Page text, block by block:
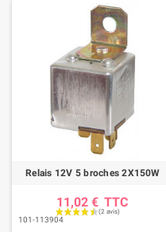
Relais 12V 5 broches 2X150W
11,02 € TTC
101-113904